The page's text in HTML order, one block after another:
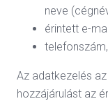
neve
érintett e-
Az adatkezelés
hozzájárulást az